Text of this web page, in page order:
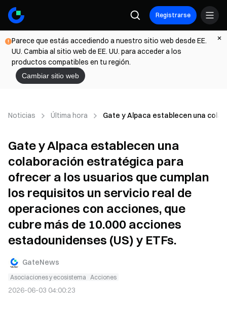
Registrarse
Parece que estás accediendo a nuestro sitio web desde EE.
UU. Cambia al sitio web de EE. UU. para acceder a los
productos compatibles en tu región.
Cambiar sitio web
Noticias Última hora Gate y Alpaca establecen una
Gate y Alpaca establecen una
colaboración estratégica para
ofrecer a los usuarios que cumplan
los requisitos un servicio real de
operaciones con acciones, que
cubre más de 10.000 acciones
estadounidenses (US) y ETFs.
GateNews
Asociaciones y ecosistema Acciones
2026-06-03 04:00:23